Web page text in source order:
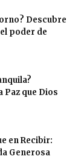
Descubre
poder de
Paz que Dios
en Recibir:
Generosa